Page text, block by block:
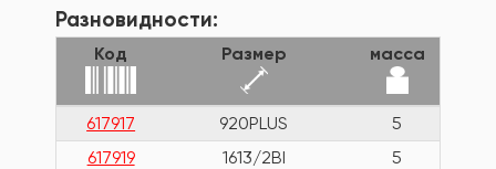
Разновидности:
Код Размер масса
617917 920PLUS
5
617919
1613/2BI
5